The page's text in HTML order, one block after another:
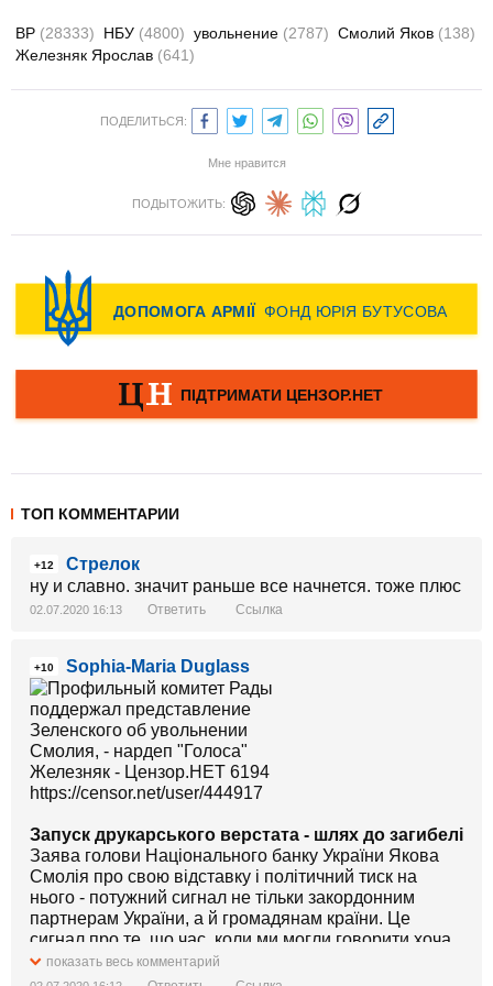
ВР (28333) НБУ (4800) увольнение (2787) Смолий Яков (138)
Железняк Ярослав (641)
ПОДЕЛИТЬСЯ:
Мне нравится
ПОДЫТОЖИТЬ:
ТОП КОММЕНТАРИИ
+12
Стрелок
ну и славно. значит раньше все начнется. тоже плюс
02.07.2020 16:13 Ответить Ссылка
+10 Sophia-Maria Duglass
https://censor.net/user/444917
Запуск друкарського верстата - шлях до загибелі
Заява голови Національного банку України Якова
Смолія про свою відставку і політичний тиск на
нього - потужний сигнал не тільки закордонним
партнерам України, а й громадянам країни. Це
сигнал про те, що час, коли ми могли говорити хоча
б про відносну стабільність національної валюти
приходить до свого завершення. Що вже незабаром
показать весь комментарий